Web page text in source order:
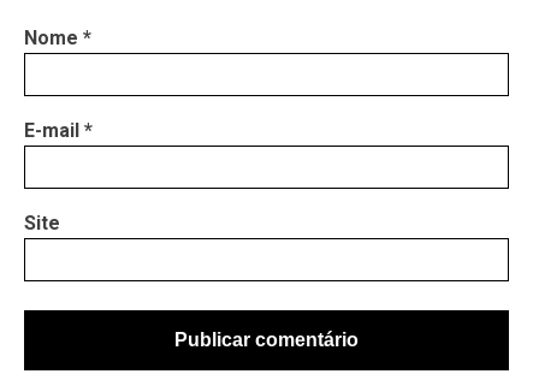
Nome *
E-mail *
Site